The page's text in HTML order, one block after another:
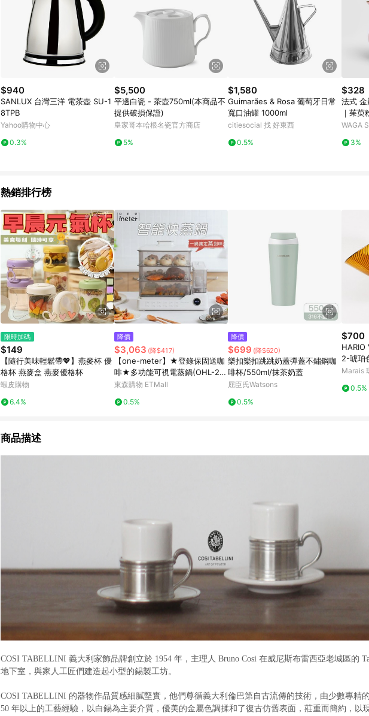
$940
SANLUX 台灣三洋 電茶壺 SU-1
8TPB
Yahoo購物中心
0.3%
$5,500
平邊白瓷 - 茶壺750ml(本商品不
提供破損保證)
皇家哥本哈根名瓷官方商店
5%
$1,580
Guimarães & Rosa 葡萄牙日常
寬口油罐 1000ml
citiesocial 找 好東西
0.5%
$328
法式 金
｜茱萸
WAGA
3%
熱銷排行榜
限時加碼
$149
【隨行美味輕鬆帶💖】燕麥杯 優
格杯 燕麥盒 燕麥優格杯
蝦皮購物
6.4%
降價
$3,063 (降$417)
【one-meter】★登錄保固送咖
啡★多功能可視電蒸鍋(OHL-24
038SF)
東森購物 ETMall
0.5%
降價
$699 (降$620)
樂扣樂扣跳跳奶蓋彈蓋不鏽鋼咖
啡杯/550ml/抹茶奶蓋
屈臣氏Watsons
0.5%
$700
HARIO
2-琥珀
關 - 樹
Marais
0.5%
商品描述
COSI TABELLINI 義大利家飾品牌創立於 1954 年，主理人 Bruno Cosi 在威尼斯布雷⻄亞老城區的
地下室，與家人工匠們建造起小型的錫製工坊。
COSI TABELLINI 的器物作品質感細膩堅實，他們尊循義大利倫巴第自古流傳的技術，由少數專精
50 年以上的工藝經驗， 以白錫為主要介質，優美的金屬色調揉和了復古仿舊表面，莊重而簡約，以